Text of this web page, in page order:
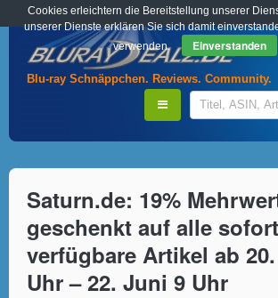
Blu-ray Schnäppchen. Reviews. Community.
Saturn.de: 19%
geschenkt auf alle sofort
verfügbare Artikel ab
Uhr – 22. Juni 9 Uhr
Cookies erleichtern die Bereitstellung unserer
unserer Dienste erklären Sie sich damit
verwenden.
Einverstanden